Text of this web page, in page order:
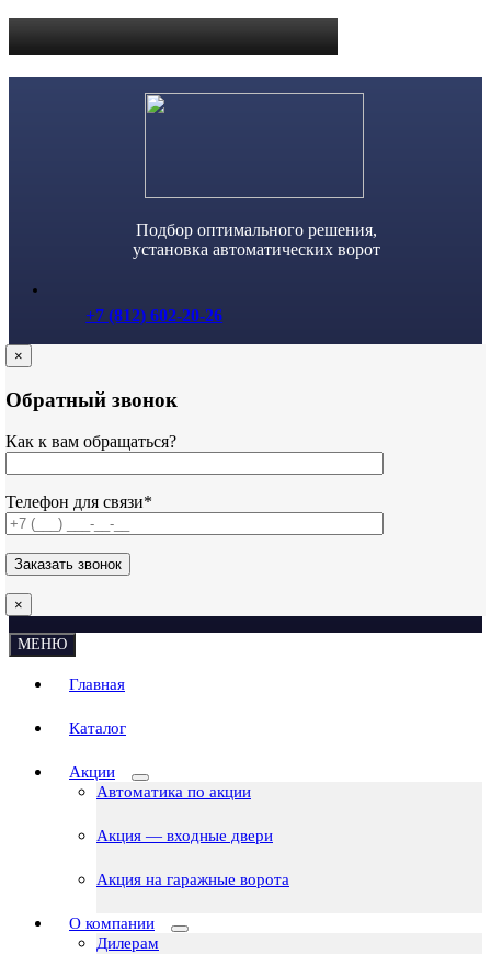
Подбор оптимального решения,
установка автоматических ворот
+7 (812) 602-20-26
×
Обратный звонок
Как к вам обращаться?
Телефон для связи*
×
МЕНЮ
Главная
Каталог
Акции
Автоматика по акции
Акция — входные двери
Акция на гаражные ворота
О компании
Дилерам